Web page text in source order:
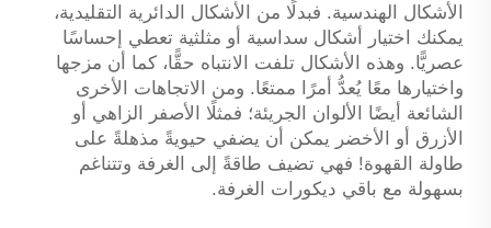
الأشكال الهندسية. فبدلًا من الأشكال الدائرية التقليدية،
يمكنك اختيار أشكال سداسية أو مثلثية تعطي إحساسًا
عصريًّا. وهذه الأشكال تلفت الانتباه حقًّا، كما أن مزجها
واختيارها معًا يُعدُّ أمرًا ممتعًا. ومن الاتجاهات الأخرى
الشائعة أيضًا الألوان الجريئة؛ فمثلًا الأصفر الزاهي أو
الأزرق أو الأخضر يمكن أن يضفي حيويةً مذهلةً على
طاولة القهوة! فهي تضيف طاقةً إلى الغرفة وتتناغم
بسهولة مع باقي ديكورات الغرفة.